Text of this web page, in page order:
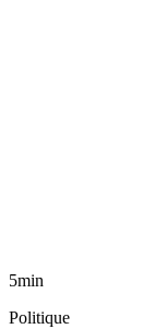
5min
Politique